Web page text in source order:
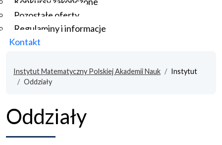
Pozostałe oferty
Regulaminy i informacje
Kontakt
Instytut Matematyczny Polskiej Akademii Nauk
Instytut
Oddziały
Oddziały